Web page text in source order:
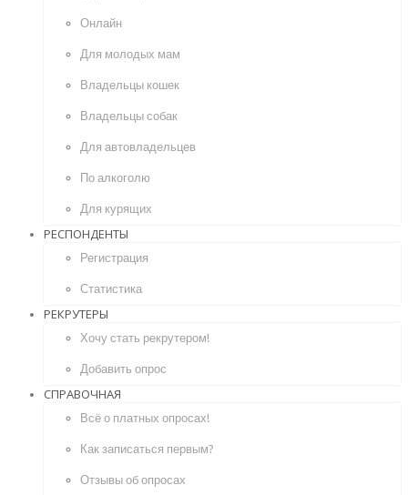
Онлайн
Для молодых мам
Владельцы кошек
Владельцы собак
Для автовладельцев
По алкоголю
Для курящих
РЕСПОНДЕНТЫ
Регистрация
Статистика
РЕКРУТЕРЫ
Хочу стать рекрутером!
Добавить опрос
СПРАВОЧНАЯ
Всё о платных опросах!
Как записаться первым?
Отзывы об опросах